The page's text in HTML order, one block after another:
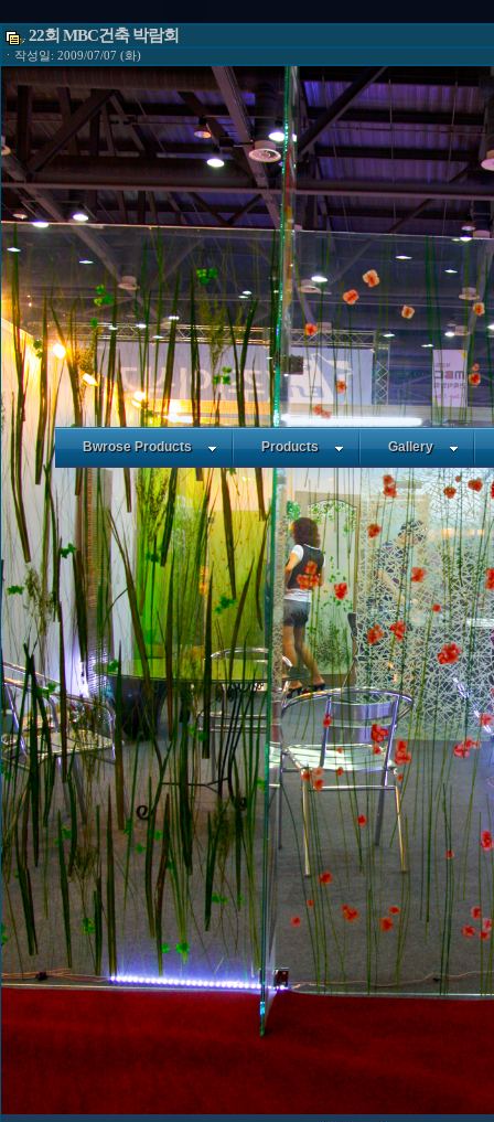
Bwrose Products Products Gallery
22회 MBC건축 박람회
ㆍ작성일: 2009/07/07 (화)